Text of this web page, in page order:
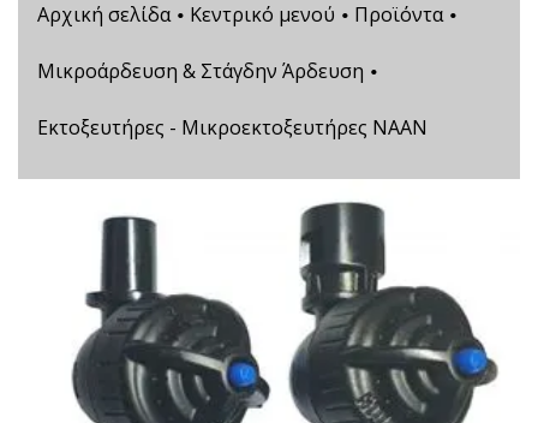
Αρχική σελίδα • Κεντρικό μενού • Προϊόντα •
Μικροάρδευση & Στάγδην Άρδευση •
Εκτοξευτήρες - Μικροεκτοξευτήρες NAAN